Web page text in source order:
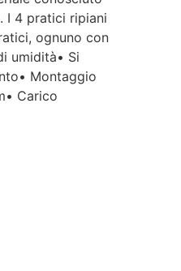
I 4 pratici ripiani
ognuno con
umidità• Si
Montaggio
Carico